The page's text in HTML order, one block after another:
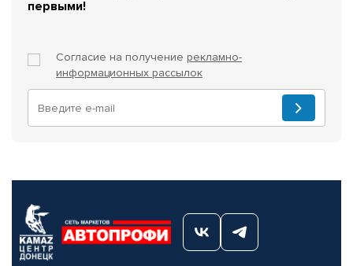
первыми!
Согласие на получение рекламно-
информационных рассылок